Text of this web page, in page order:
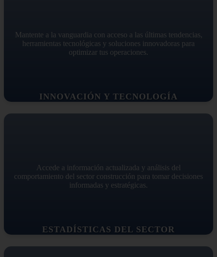
INNOVACIÓN Y TECNOLOGÍA
Mantente a la vanguardia con acceso a las últimas tendencias,
herramientas tecnológicas y soluciones innovadoras para
optimizar tus operaciones.
ESTADÍSTICAS DEL SECTOR
Accede a información actualizada y análisis del
comportamiento del sector construcción para tomar decisiones
informadas y estratégicas.